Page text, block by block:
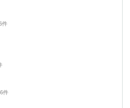
件
件